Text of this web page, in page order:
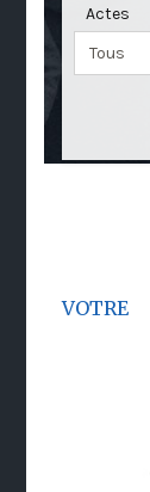
Actes
VOTRE